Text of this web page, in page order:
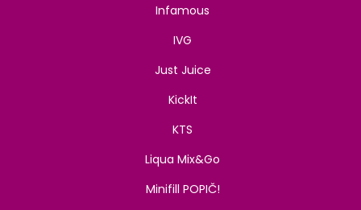
Infamous
IVG
Just Juice
KickIt
KTS
Liqua Mix&Go
Minifill POPIČ!